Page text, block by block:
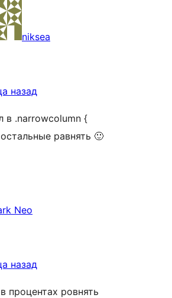
niksea
назад
в .narrowcolumn {
равнять 🙂
Neo
назад
процентах ровнять